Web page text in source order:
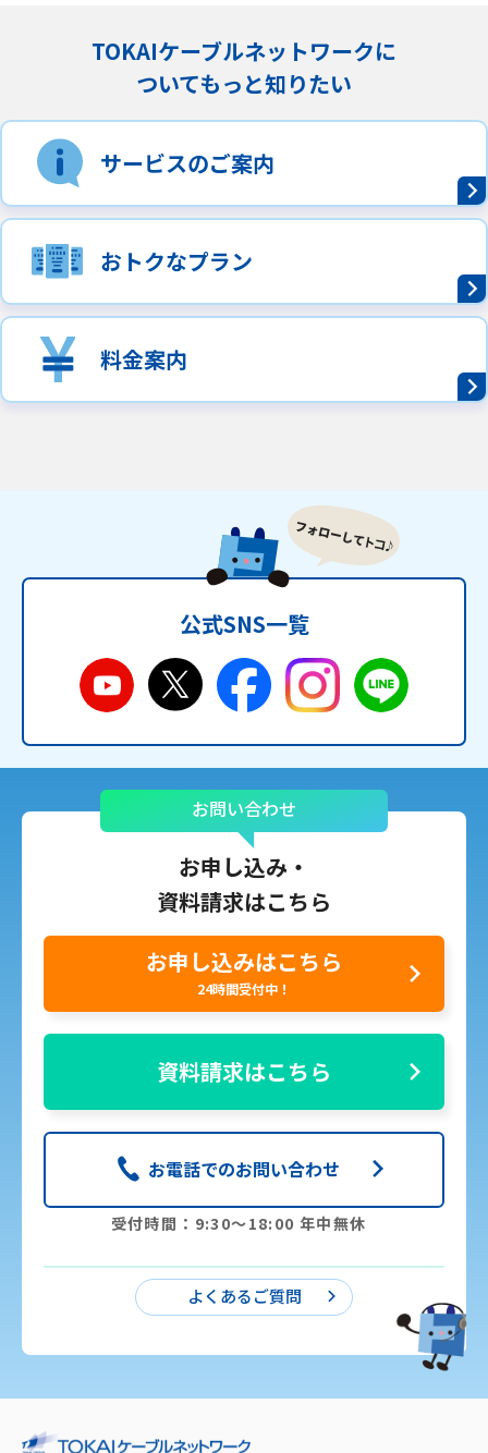
TOKAIケーブルネットワークに
ついてもっと知りたい
サービスのご案内
おトクなプラン
料金案内
公式SNS一覧
お問い合わせ
お申し込み・
資料請求はこちら
お申し込みはこちら
24時間受付中！
資料請求はこちら
お電話でのお問い合わせ
受付時間：9:30〜18:00 年中無休
よくあるご質問